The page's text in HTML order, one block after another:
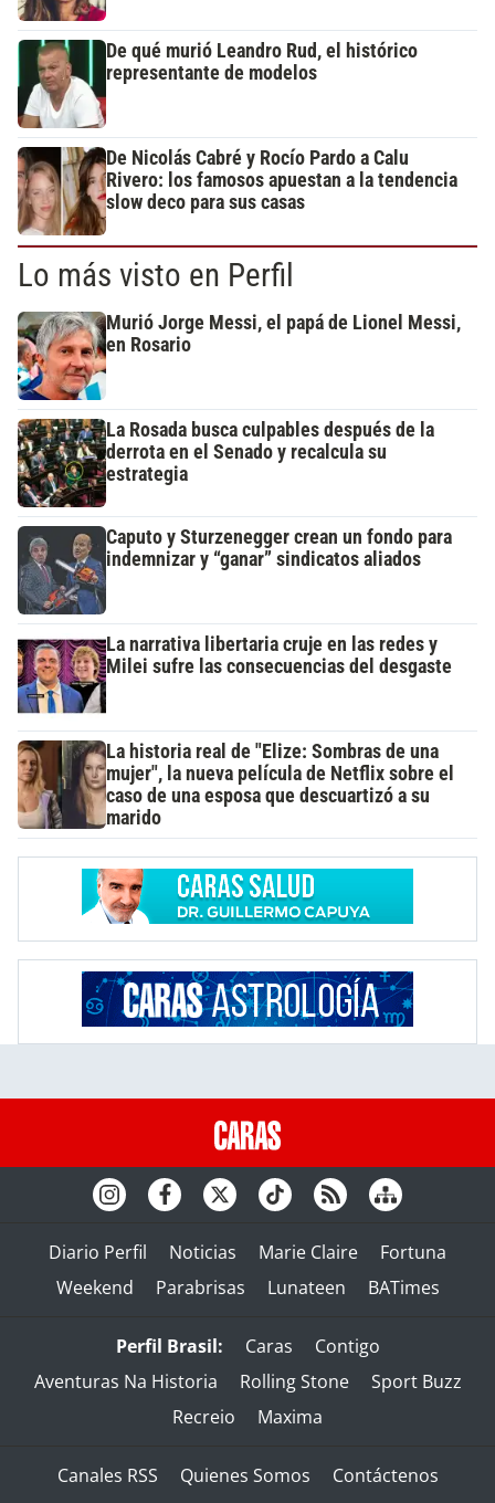
De qué murió Leandro Rud, el histórico
representante de modelos
De Nicolás Cabré y Rocío Pardo a Calu
Rivero: los famosos apuestan a la tendencia
slow deco para sus casas
Lo más visto en Perfil
Murió Jorge Messi, el papá de Lionel Messi,
en Rosario
La Rosada busca culpables después de la
derrota en el Senado y recalcula su
estrategia
Caputo y Sturzenegger crean un fondo para
indemnizar y “ganar” sindicatos aliados
La narrativa libertaria cruje en las redes y
Milei sufre las consecuencias del desgaste
La historia real de "Elize: Sombras de una
mujer", la nueva película de Netflix sobre el
caso de una esposa que descuartizó a su
marido
Diario Perfil Noticias Marie Claire
Fortuna
Weekend
Parabrisas Lunateen BATimes
Perfil Brasil: Caras
Contigo
Aventuras Na Historia
Rolling Stone
Sport Buzz
Recreio
Maxima
Canales RSS Quienes Somos
Contáctenos